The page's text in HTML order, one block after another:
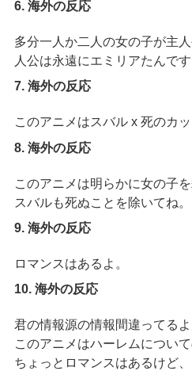
6. 海外の反応
多分一人か二人の女の子が主
人公は永遠にエミリアたんです
7. 海外の反応
このアニメはスバル x 死のカ
8. 海外の反応
このアニメは明らかに女の子
スバルも死ぬことを除いてね。
9. 海外の反応
ロマンスはあるよ。
10. 海外の反応
君の情報源の情報間違ってるよ
このアニメはハーレムについて
ちょっとロマンスはあるけど